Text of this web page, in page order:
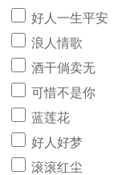
好人一生平安
浪人情歌
酒干倘卖无
可惜不是你
蓝莲花
好人好梦
滚滚红尘